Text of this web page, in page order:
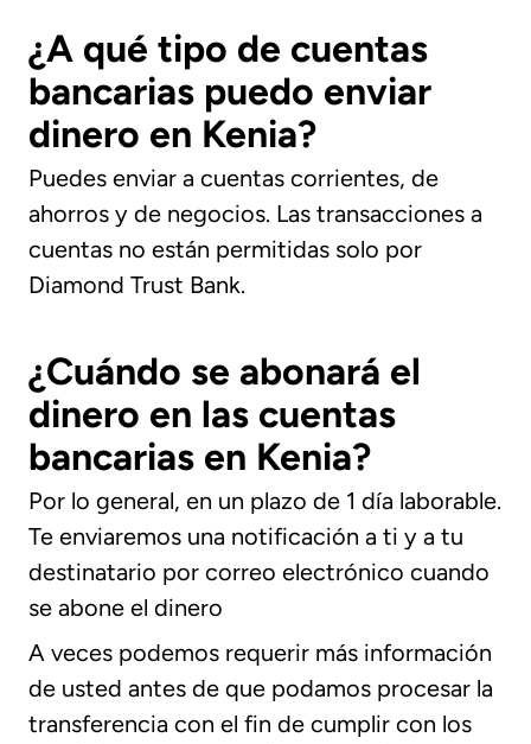
¿A qué tipo de cuentas
bancarias puedo enviar
dinero en Kenia?
Puedes enviar a cuentas corrientes, de
ahorros y de negocios. Las transacciones a
cuentas no están permitidas solo por
Diamond Trust Bank.
¿Cuándo se abonará el
dinero en las cuentas
bancarias en Kenia?
Por lo general, en un plazo de 1 día laborable.
Te enviaremos una notificación a ti y a tu
destinatario por correo electrónico cuando
se abone el dinero
A veces podemos requerir más información
de usted antes de que podamos procesar la
transferencia con el fin de cumplir con los